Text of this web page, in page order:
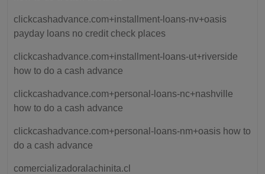
clickcashadvance.com+installment-loans-nv+oasis
payday loans no credit check places
clickcashadvance.com+installment-loans-ut+riverside
how to do a cash advance
clickcashadvance.com+personal-loans-nc+nashville
how to do a cash advance
clickcashadvance.com+personal-loans-nm+oasis how to
do a cash advance
comercializadoralachinita.cl